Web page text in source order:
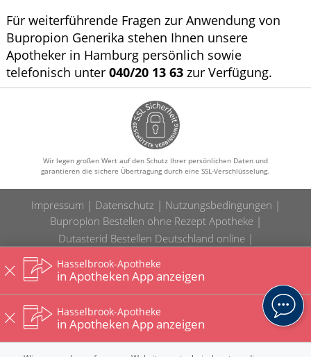
Für weiterführende Fragen zur Anwendung von
Bupropion Generika stehen Ihnen unsere
Apotheker in Hamburg persönlich sowie
telefonisch unter 040/20 13 63 zur Verfügung.
Wir legen großen Wert auf den Schutz Ihrer persönlichen Daten und
garantieren die sichere Übertragung durch eine SSL-Verschlüsselung.
Impressum Datenschutz
Nutzungsbedingungen
Bupropion Bestellen ohne Rezept Apotheke
Dutasterid Bestellen Deutschland online
Campral Bestellen ohne Rezept Preis
Chloramphenicol Kaufen Preis günstig
Bupropion Kaufen online ohne Rezept
Norfloxacin Rezeptfrei Deutschland ohne Rezept
Addyi Bestellen Preis Apotheke
Hasselbrook-Apotheke
in Apotheken App anzeigen
Hasselbrook-Apotheke
in Apotheken App anzeigen